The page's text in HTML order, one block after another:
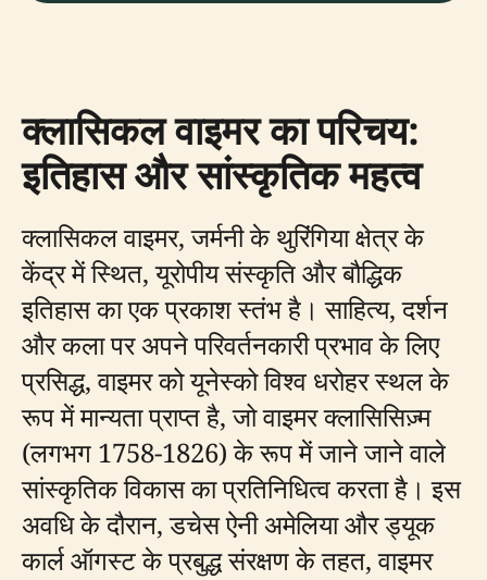
क्लासिकल वाइमर का परिचय:
इतिहास और सांस्कृतिक महत्व
क्लासिकल वाइमर, जर्मनी के थुरिंगिया क्षेत्र के
केंद्र में स्थित, यूरोपीय संस्कृति और बौद्धिक
इतिहास का एक प्रकाश स्तंभ है। साहित्य, दर्शन
और कला पर अपने परिवर्तनकारी प्रभाव के लिए
प्रसिद्ध, वाइमर को यूनेस्को विश्व धरोहर स्थल के
रूप में मान्यता प्राप्त है, जो वाइमर क्लासिसिज़्म
(लगभग 1758-1826) के रूप में जाने जाने वाले
सांस्कृतिक विकास का प्रतिनिधित्व करता है। इस
अवधि के दौरान, डचेस ऐनी अमेलिया और ड्यूक
कार्ल ऑगस्ट के प्रबुद्ध संरक्षण के तहत, वाइमर